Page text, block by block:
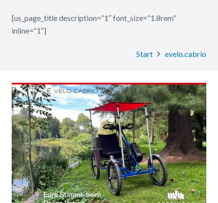
[us_page_title description=“1″ font_size=“1.8rem“
inline=“1″]
Start evelo.cabrio